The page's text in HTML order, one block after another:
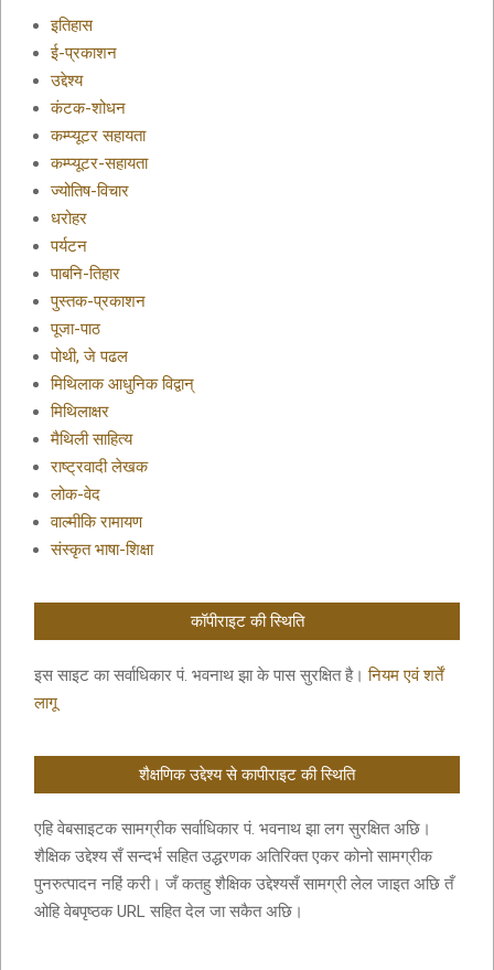
इतिहास
ई-प्रकाशन
उद्देश्य
कंटक-शोधन
कम्प्यूटर सहायता
कम्प्यूटर-सहायता
ज्योतिष-विचार
धरोहर
पर्यटन
पाबनि-तिहार
पुस्तक-प्रकाशन
पूजा-पाठ
पोथी, जे पढल
मिथिलाक आधुनिक विद्वान्
मिथिलाक्षर
मैथिली साहित्य
राष्ट्रवादी लेखक
लोक-वेद
वाल्मीकि रामायण
संस्कृत भाषा-शिक्षा
कॉपीराइट की स्थिति
इस साइट का सर्वाधिकार पं. भवनाथ झा के पास सुरक्षित है।नियम एवं शर्तें
लागू
शैक्षणिक उद्देश्य से कापीराइट की स्थिति
एहि वेबसाइटक सामग्रीक सर्वाधिकार पं. भवनाथ झा लग सुरक्षित अछि।
शैक्षिक उद्देश्य सँ सन्दर्भ सहित उद्धरणक अतिरिक्त एकर कोनो सामग्रीक
पुनरुत्पादन नहिं करी। जँ कतहु शैक्षिक उद्देश्यसँ सामग्री लेल जाइत अछि तँ
ओहि वेबपृष्ठक URL सहित देल जा सकैत अछि।